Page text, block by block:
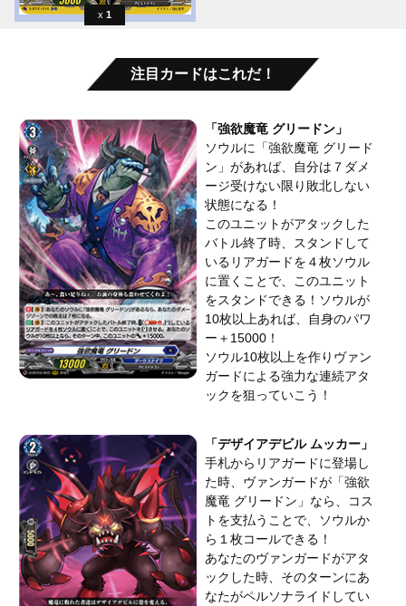
1
注目カードはこれだ！
「強欲魔竜 グリードン」
ソウルに「強欲魔竜 グリード
ン」があれば、自分は７ダメ
ージ受けない限り敗北しない
状態になる！
このユニットがアタックした
バトル終了時、スタンドして
いるリアガードを４枚ソウル
に置くことで、このユニット
をスタンドできる！ソウルが
10枚以上あれば、自身のパワ
ー＋15000！
ソウル10枚以上を作りヴァン
ガードによる強力な連続アタ
ックを狙っていこう！
「デザイアデビル ムッカー」
手札からリアガードに登場し
た時、ヴァンガードが「強欲
魔竜 グリードン」なら、コス
トを支払うことで、ソウルか
ら１枚コールできる！
あなたのヴァンガードがアタ
ックした時、そのターンにあ
なたがペルソナライドしてい